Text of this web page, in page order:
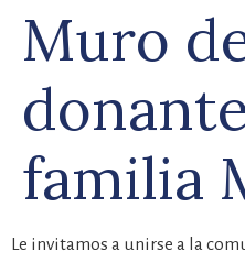
Muro
familia
Le invitamos a unirse a la